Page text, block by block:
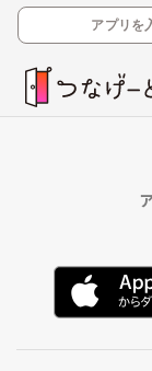
アプリを